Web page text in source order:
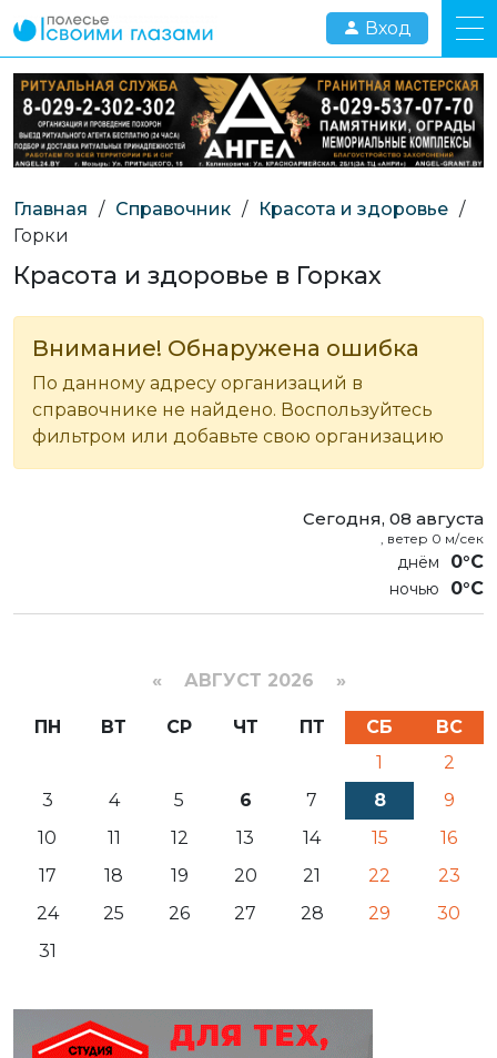
Вход
Главная / Справочник / Красота и здоровье /
Горки
Красота и здоровье в Горках
Внимание! Обнаружена ошибка
По данному адресу организаций в
справочнике не найдено. Воспользуйтесь
фильтром или добавьте свою организацию
Сегодня, 08 августа
, ветер 0 м/сек
0°C
0°C
« АВГУСТ 2026 »
ПН ВТ СР ЧТ ПТ СБ
ВС
1
2
3
4 5 6 7 8
9
10
11 12 13 14 15
16
17
18 19 20 21 22
23
24
25 26 27 28 29
30
31